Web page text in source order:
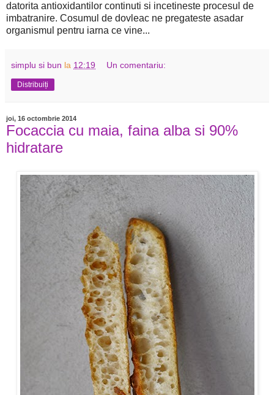
datorita antioxidantilor continuti si incetineste procesul de
imbatranire. Cosumul de dovleac ne pregateste asadar
organismul pentru iarna ce vine...
simplu si bun la 12:19 Un comentariu:
Distribuiți
joi, 16 octombrie 2014
Focaccia cu maia, faina alba si 90%
hidratare